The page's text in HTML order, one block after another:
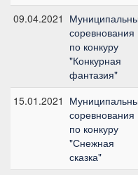
09.04.2021
соревнования
по конкуру
"Конкурная
фантазия"
15.01.2021
соревнования
по конкуру
"Снежная
сказка"